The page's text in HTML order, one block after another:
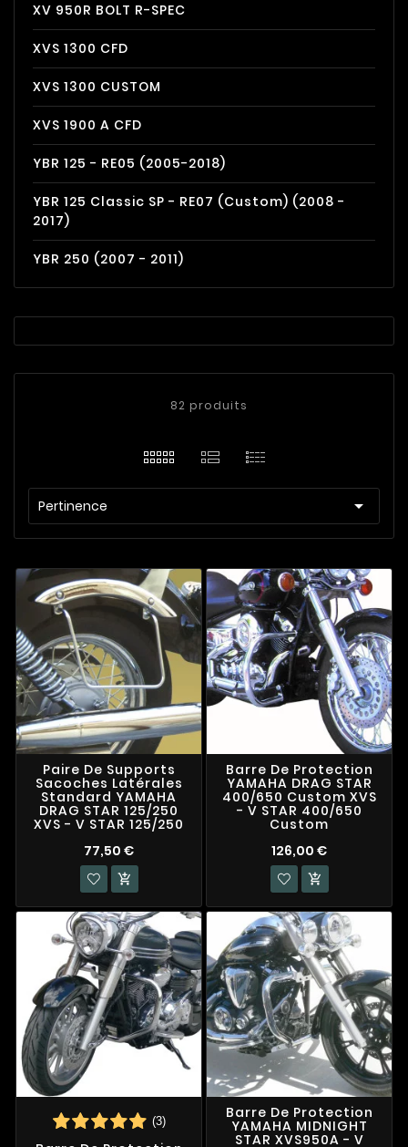
XV 950R BOLT R-SPEC
XVS 1300 CFD
XVS 1300 CUSTOM
XVS 1900 A CFD
YBR 125 - RE05 (2005-2018)
YBR 125 Classic SP - RE07 (Custom) (2008 -
2017)
YBR 250 (2007 - 2011)
82 produits
Pertinence 
Paire De Supports
Sacoches Latérales
Standard YAMAHA
DRAG STAR 125/250
XVS - V STAR 125/250
77,50 €

Barre De Protection
YAMAHA DRAG STAR
400/650 Custom XVS
- V STAR 400/650
Custom
126,00 €

(3)
Barre De Protection
YAMAHA MIDNIGHT
STAR XVS950A - V